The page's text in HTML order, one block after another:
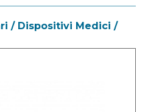
/ Dispositivi Medici /